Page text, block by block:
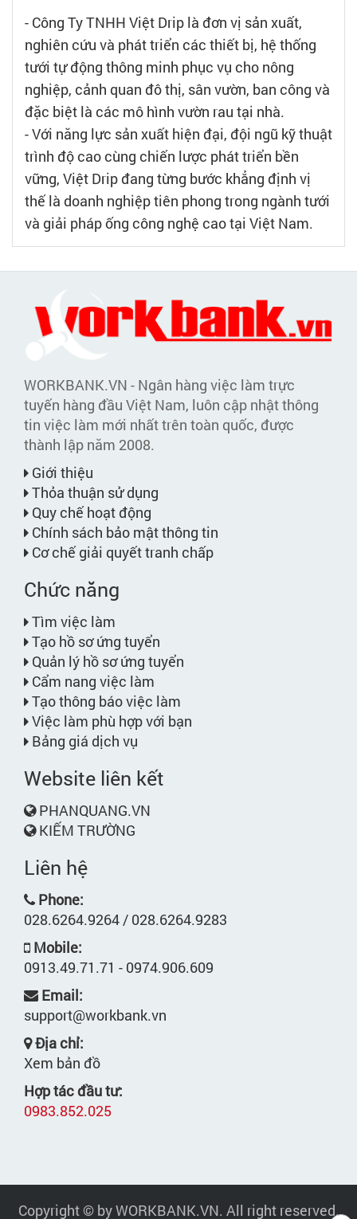
- Công Ty TNHH Việt Drip là đơn vị sản xuất,
nghiên cứu và phát triển các thiết bị, hệ thống
tưới tự động thông minh phục vụ cho nông
nghiệp, cảnh quan đô thị, sân vườn, ban công và
đặc biệt là các mô hình vườn rau tại nhà.
- Với năng lực sản xuất hiện đại, đội ngũ kỹ thuật
trình độ cao cùng chiến lược phát triển bền
vững, Việt Drip đang từng bước khẳng định vị
thế là doanh nghiệp tiên phong trong ngành tưới
và giải pháp ống công nghệ cao tại Việt Nam.
WORKBANK.VN - Ngân hàng việc làm trực
tuyến hàng đầu Việt Nam, luôn cập nhật thông
tin việc làm mới nhất trên toàn quốc, được
thành lập năm 2008.
Giới thiệu
Thỏa thuận sử dụng
Quy chế hoạt động
Chính sách bảo mật thông tin
Cơ chế giải quyết tranh chấp
Chức năng
Tìm việc làm
Tạo hồ sơ ứng tuyển
Quản lý hồ sơ ứng tuyển
Cẩm nang việc làm
Tạo thông báo việc làm
Việc làm phù hợp với bạn
Bảng giá dịch vụ
Website liên kết
PHANQUANG.VN
KIẾM TRƯỜNG
Liên hệ
Phone:
028.6264.9264 / 028.6264.9283
Mobile:
0913.49.71.71 - 0974.906.609
Email:
support@workbank.vn
Địa chỉ:
Xem bản đồ
Hợp tác đầu tư:
0983.852.025
Copyright © by WORKBANK.VN. All right reserved.